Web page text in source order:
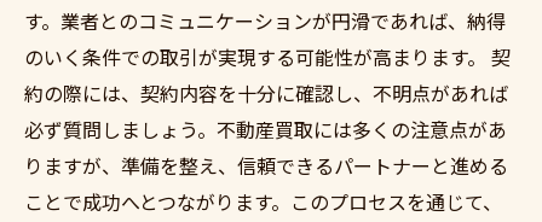
す。業者とのコミュニケーションが円滑であれば、納得
のいく条件での取引が実現する可能性が高まります。 契
約の際には、契約内容を十分に確認し、不明点があれば
必ず質問しましょう。不動産買取には多くの注意点があ
りますが、準備を整え、信頼できるパートナーと進める
ことで成功へとつながります。このプロセスを通じて、